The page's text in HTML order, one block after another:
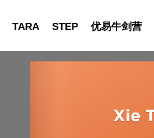
TARA STEP 优易牛剑营